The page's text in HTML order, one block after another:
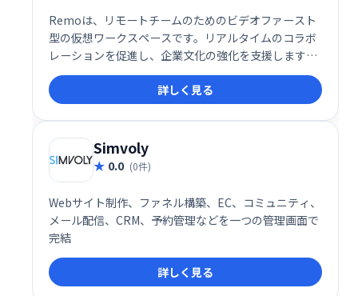
Remoは、リモートチームのためのビデオファースト
型の仮想ワークスペースです。リアルタイムのコラボ
レーションを促進し、企業文化の強化を支援します。
直感的なインターフェースで、チームメンバーとの繋
がりを深め、生産性を向上させます。 活気のあるリモ
ートワーク環境を実現し、より効果的なチームワーク
を促進します。
詳しく見る
Simvoly
0.0 (0件)
Webサイト制作、ファネル構築、EC、コミュニティ、
メール配信、CRM、予約管理などを一つの管理画面で
完結
詳しく見る